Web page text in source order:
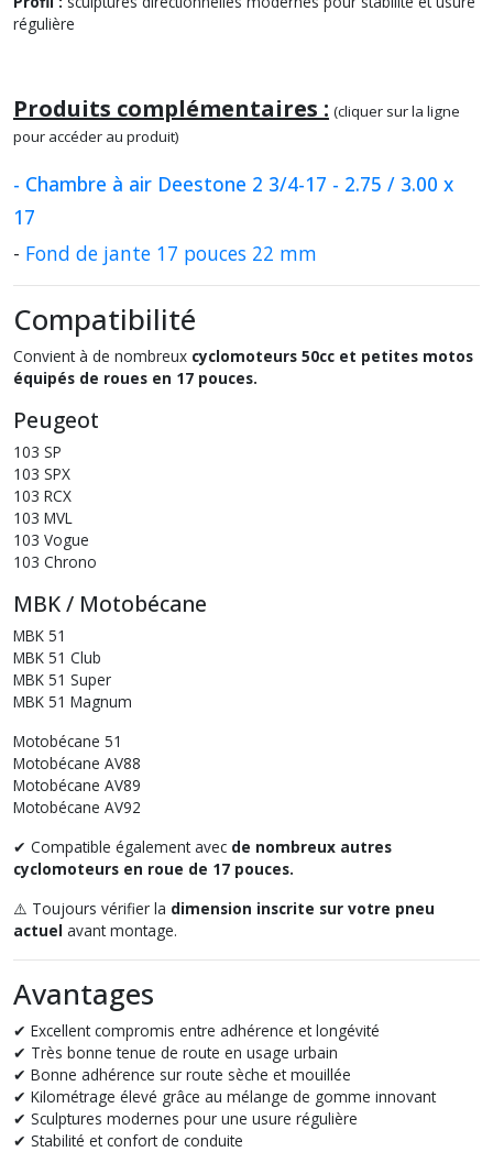
régulière
Produits complémentaires : (cliquer sur la ligne
pour accéder au produit)
- Chambre à air Deestone 2 3/4-17 - 2.75 / 3.00 x
17
- Fond de jante 17 pouces 22 mm
Compatibilité
Convient à de nombreux cyclomoteurs 50cc et petites motos
équipés de roues en 17 pouces.
Peugeot
103 SP
103 SPX
103 RCX
103 MVL
103 Vogue
103 Chrono
MBK / Motobécane
MBK 51
MBK 51 Club
MBK 51 Super
MBK 51 Magnum
Motobécane 51
Motobécane AV88
Motobécane AV89
Motobécane AV92
✔ Compatible également avec de nombreux autres
cyclomoteurs en roue de 17 pouces.
⚠️ Toujours vérifier la dimension inscrite sur votre pneu
actuel avant montage.
Avantages
✔ Excellent compromis entre adhérence et longévité
✔ Très bonne tenue de route en usage urbain
✔ Bonne adhérence sur route sèche et mouillée
✔ Kilométrage élevé grâce au mélange de gomme innovant
✔ Sculptures modernes pour une usure régulière
✔ Stabilité et confort de conduite